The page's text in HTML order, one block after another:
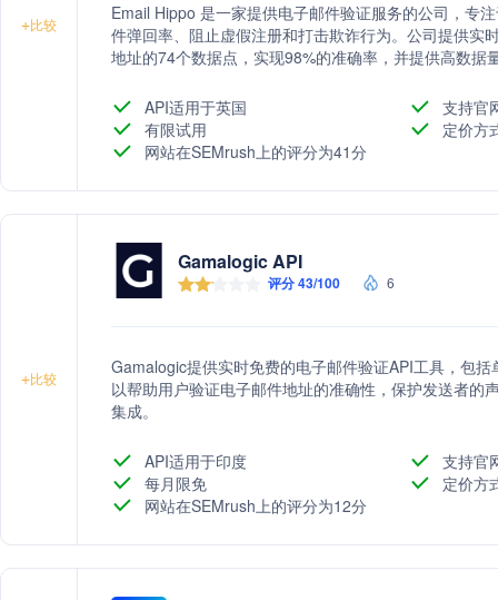
+比较
Email Hippo 是一家提供电子邮件验证服务的公司，专
件弹回率、阻止虚假注册和打击欺诈行为。公司提供实
地址的74个数据点，实现98%的准确率，并提供高数
API适用于英国
支持官
有限试用
定价方
网站在SEMrush上的评分为41分
+比较
Gamalogic API
评分 43/100 6
Gamalogic提供实时免费的电子邮件验证API工具，包
以帮助用户验证电子邮件地址的准确性，保护发送者的
集成。
API适用于印度
支持官
每月限免
定价方
网站在SEMrush上的评分为12分